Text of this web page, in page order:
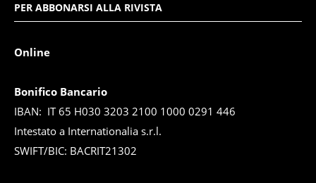
PER ABBONARSI ALLA RIVISTA
Online
Bonifico Bancario
IBAN: IT 65 H030 3203 2100 1000 0291 446
Intestato a Internationalia s.r.l.
SWIFT/BIC: BACRIT21302